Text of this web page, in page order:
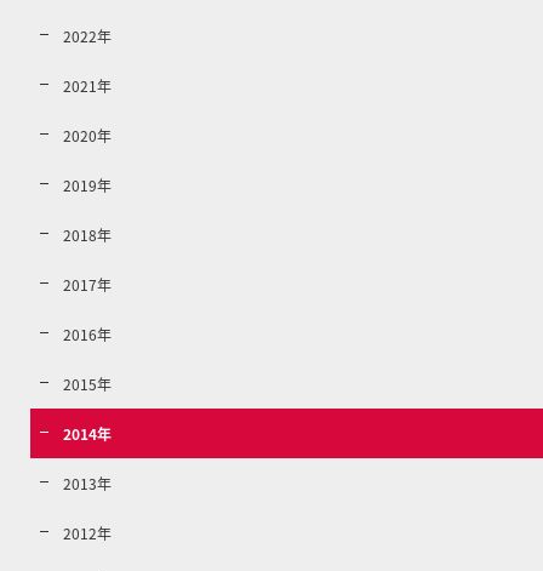
2022年
2021年
2020年
2019年
2018年
2017年
2016年
2015年
2014年
2013年
2012年